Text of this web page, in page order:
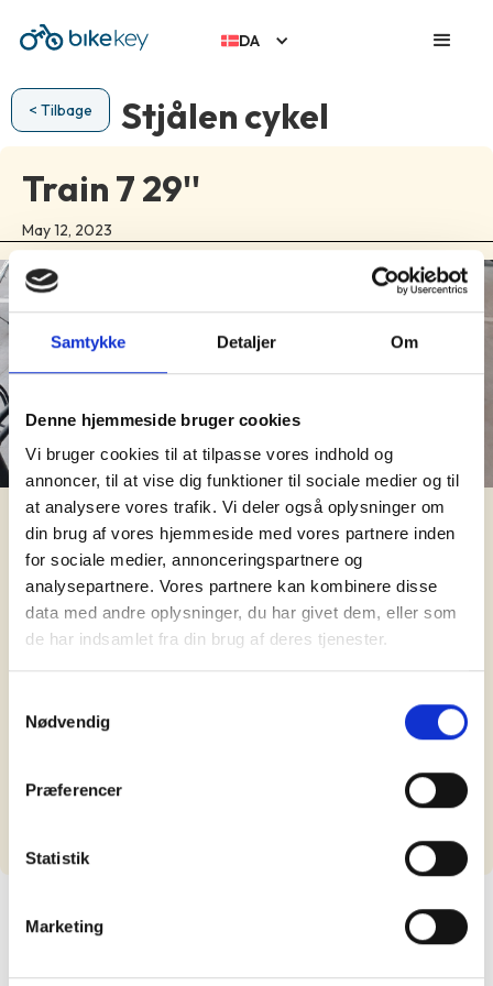
Samtykke Detaljer Om
Denne hjemmeside bruger cookies
Vi bruger cookies til at tilpasse vores indhold og
annoncer, til at vise dig funktioner til sociale medier og til
at analysere vores trafik. Vi deler også oplysninger om
din brug af vores hjemmeside med vores partnere inden
for sociale medier, annonceringspartnere og
analysepartnere. Vores partnere kan kombinere disse
data med andre oplysninger, du har givet dem, eller som
de har indsamlet fra din brug af deres tjenester.
Nødvendig
Præferencer
Statistik
Marketing
DA
< Tilbage
Stjålen cykel
Train 7 29''
May 12, 2023
Dusør:
Lokation:
Ikke angivet
Model:
Train 7 29''
Herre
Kategori:
Farve:
Var låst og stod inde i cykelparkering ved universitetet